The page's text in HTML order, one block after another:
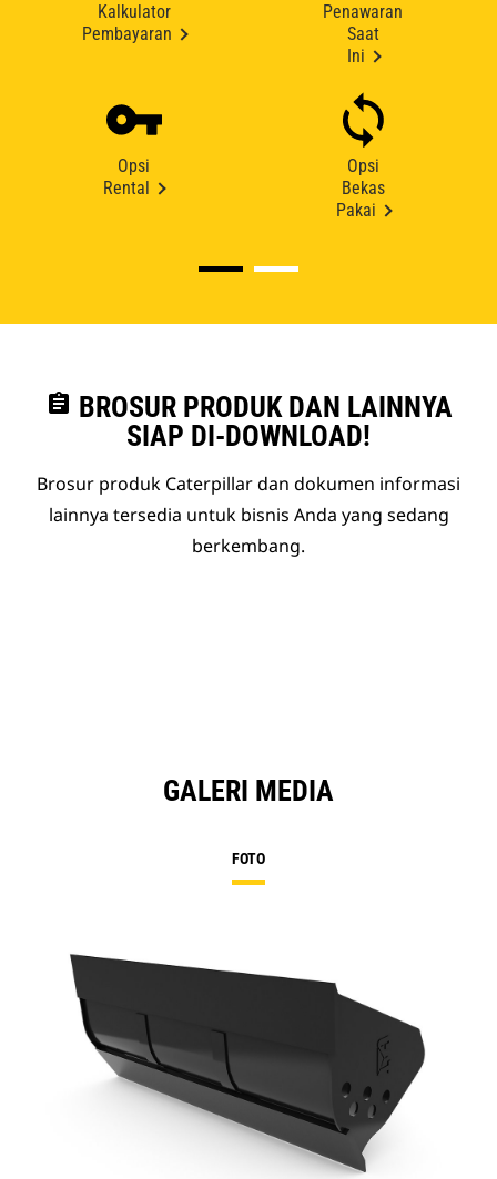
Kalkulator
Pembayaran
Penawaran
Saat
Ini
Opsi
Rental
Opsi
Bekas
Pakai
assignment BROSUR PRODUK DAN LAINNYA
SIAP DI-DOWNLOAD!
Brosur produk Caterpillar dan dokumen informasi
lainnya tersedia untuk bisnis Anda yang sedang
berkembang.
GALERI MEDIA
FOTO